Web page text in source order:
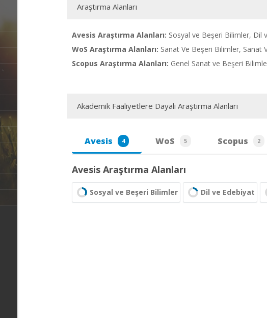
Araştırma Alanları
Avesis Araştırma Alanları: Sosyal ve Beşeri Bilimler, Dil
WoS Araştırma Alanları: Sanat Ve Beşeri Bilimler, Sanat
Scopus Araştırma Alanları: Genel Sanat ve Beşeri
Akademik Faaliyetlere Dayalı Araştırma Alanları
Avesis 4 WoS 5 Scopus 2
Avesis Araştırma Alanları
Sosyal ve Beşeri Bilimler Dil ve Edebiyat